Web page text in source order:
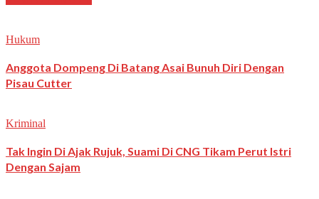
Hukum
Anggota Dompeng Di Batang Asai Bunuh Diri Dengan
Pisau Cutter
Kriminal
Tak Ingin Di Ajak Rujuk, Suami Di CNG Tikam Perut Istri
Dengan Sajam